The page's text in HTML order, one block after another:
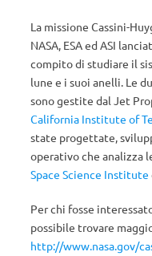
La missione Cassini-
NASA, ESA ed ASI
compito di studiare il
lune e i suoi anelli. Le
sono gestite dal Jet
California Institute of
state progettate,
operativo che analizza
Space Science Institute
Per chi fosse
possibile trovare
http://www.nasa.gov/